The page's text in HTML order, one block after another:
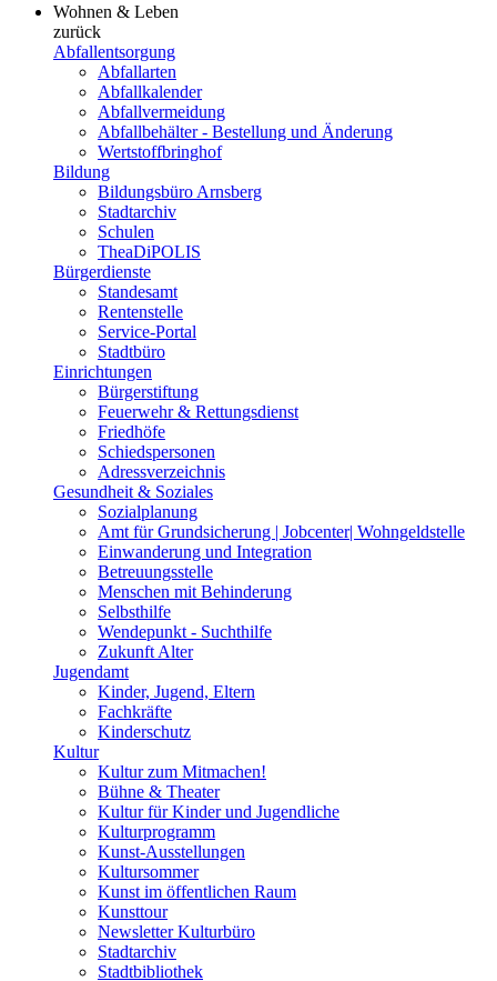
Wohnen & Leben
zurück
Abfallentsorgung
Abfallarten
Abfallkalender
Abfallvermeidung
Abfallbehälter - Bestellung und Änderung
Wertstoffbringhof
Bildung
Bildungsbüro Arnsberg
Stadtarchiv
Schulen
TheaDiPOLIS
Bürgerdienste
Standesamt
Rentenstelle
Service-Portal
Stadtbüro
Einrichtungen
Bürgerstiftung
Feuerwehr & Rettungsdienst
Friedhöfe
Schiedspersonen
Adressverzeichnis
Gesundheit & Soziales
Sozialplanung
Amt für Grundsicherung | Jobcenter| Wohngeldstelle
Einwanderung und Integration
Betreuungsstelle
Menschen mit Behinderung
Selbsthilfe
Wendepunkt - Suchthilfe
Zukunft Alter
Jugendamt
Kinder, Jugend, Eltern
Fachkräfte
Kinderschutz
Kultur
Kultur zum Mitmachen!
Bühne & Theater
Kultur für Kinder und Jugendliche
Kulturprogramm
Kunst-Ausstellungen
Kultursommer
Kunst im öffentlichen Raum
Kunsttour
Newsletter Kulturbüro
Stadtarchiv
Stadtbibliothek